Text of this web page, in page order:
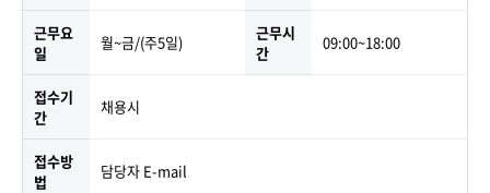
근무요
일
월~금/(주5일)
근무시
간
09:00~18:00
접수기
간
채용시
접수방
법
담당자 E-mail